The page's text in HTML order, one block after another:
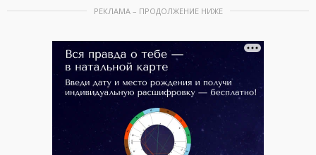
РЕКЛАМА – ПРОДОЛЖЕНИЕ НИЖЕ